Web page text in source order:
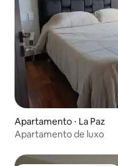
Apartamento ⋅ La Paz
Apartamento de luxo